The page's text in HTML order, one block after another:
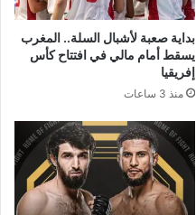
بداية صعبة لأشبال السلة.. المغرب
يسقط أمام مالي في افتتاح كأس
إفريقيا
منذ 3 ساعات